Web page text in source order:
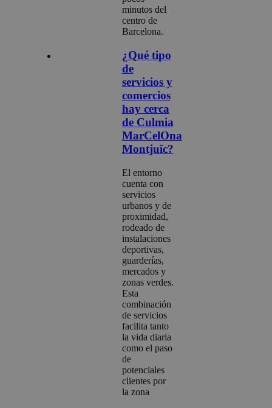
minutos del
centro de
Barcelona.
¿Qué tipo
de
servicios y
comercios
hay cerca
de Culmia
MarCelOna
Montjuïc?
El entorno
cuenta con
servicios
urbanos y de
proximidad,
rodeado de
instalaciones
deportivas,
guarderías,
mercados y
zonas verdes.
Esta
combinación
de servicios
facilita tanto
la vida diaria
como el paso
de
potenciales
clientes por
la zona